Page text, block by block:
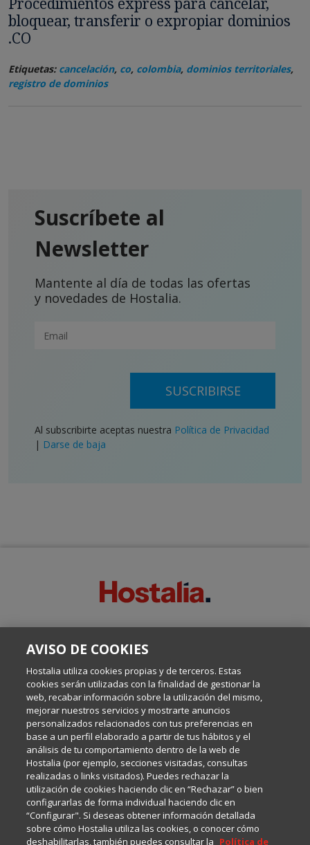
bloquear, transferir o expropiar dominios
.CO
Etiquetas: cancelación, co, colombia, dominios territoriales,
registro de dominios
Suscríbete al
Newsletter
Mantente al día de todas las ofertas
y novedades de Hostalia.
SUSCRIBIRSE
Al subscribirte aceptas nuestra Política de Privacidad
| Darse de baja
Escrito por el equipo de Comunicación de Hostalia, dirigido por
Internet y Tecnología.
Política de privacidad
Política de cookies
Aviso legal
AVISO DE COOKIES
Hostalia utiliza cookies propias y de terceros. Estas
cookies serán utilizadas con la finalidad de gestionar la
web, recabar información sobre la utilización del mismo,
mejorar nuestros servicios y mostrarte anuncios
personalizados relacionados con tus preferencias en
base a un perfil elaborado a partir de tus hábitos y el
análisis de tu comportamiento dentro de la web de
Hostalia (por ejemplo, secciones visitadas, consultas
realizadas o links visitados). Puedes rechazar la
utilización de cookies haciendo clic en “Rechazar” o bien
configurarlas de forma individual haciendo clic en
“Configurar". Si deseas obtener información detallada
sobre cómo Hostalia utiliza las cookies, o conocer cómo
deshabilitarlas, también puedes consultar la Política de